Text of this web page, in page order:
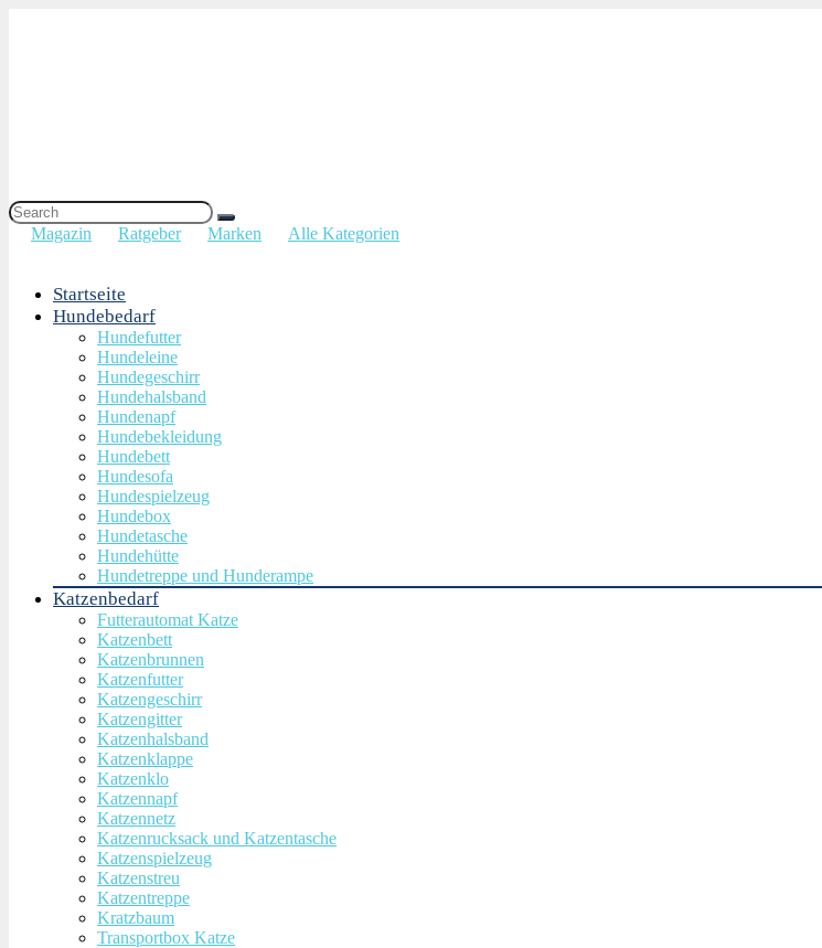
Magazin Ratgeber Marken Alle Kategorien
Startseite
Hundebedarf
Hundefutter
Hundeleine
Hundegeschirr
Hundehalsband
Hundenapf
Hundebekleidung
Hundebett
Hundesofa
Hundespielzeug
Hundebox
Hundetasche
Hundehütte
Hundetreppe und Hunderampe
Katzenbedarf
Futterautomat Katze
Katzenbett
Katzenbrunnen
Katzenfutter
Katzengeschirr
Katzengitter
Katzenhalsband
Katzenklappe
Katzenklo
Katzennapf
Katzennetz
Katzenrucksack und Katzentasche
Katzenspielzeug
Katzenstreu
Katzentreppe
Kratzbaum
Transportbox Katze